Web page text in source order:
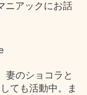
ニアックにお話
妻のショコラと
ても活動中。ま